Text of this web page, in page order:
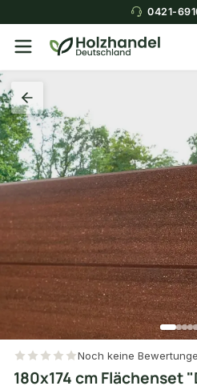
0421-
Noch keine
180x174 cm Flächenset